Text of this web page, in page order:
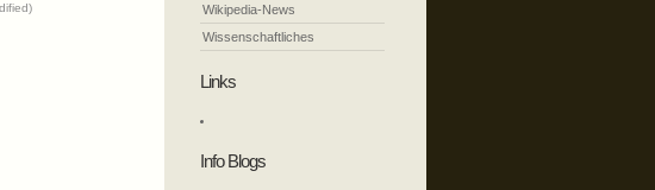
Wikipedia-News
Wissenschaftliches
Links
Info Blogs